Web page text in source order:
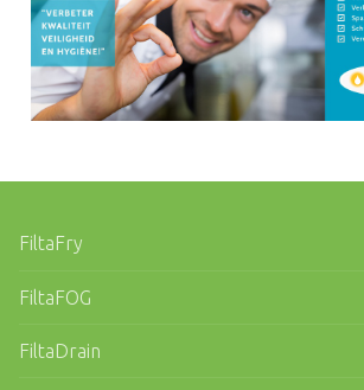
FiltaFry
FiltaFOG
FiltaDrain